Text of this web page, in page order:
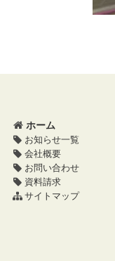
ン
の
頭
戻
の
戻
ホーム
お知らせ一覧
会社概要
お問い合わせ
資料請求
サイトマップ